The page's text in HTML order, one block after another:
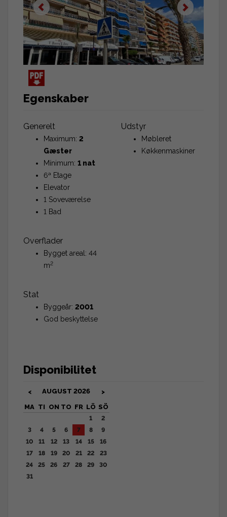
Egenskaber
Generelt
Maximum: 2
Gæster
Mínimum: 1 nat
6ª Etage
Elevator
1 Soveværelse
1 Bad
Overflader
Bygget areal: 44
m2
Stat
Byggeår: 2001
God beskyttelse
Udstyr
Møbleret
Køkkenmaskiner
Disponibilitet
< AUGUST 2026
>
MA TI ON TO FR LÖ SÖ
1
2
3
4 5 6 7 8
9
10
11 12 13 14 15
16
17
18 19 20 21 22
23
24
25 26 27 28 29
30
31